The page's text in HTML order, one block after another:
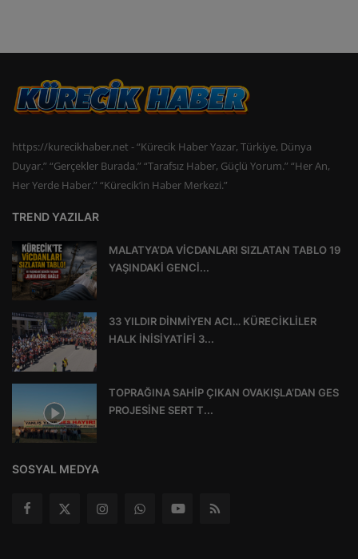
https://kurecikhaber.net - “Kürecik Haber Yazar, Türkiye, Dünya
Duyar.” “Gerçekler Burada.” “Tarafsız Haber, Güçlü Yorum.” “Her An,
Her Yerde Haber.” “Kürecik’in Haber Merkezi.”
TREND YAZILAR
MALATYA’DA VİCDANLARI SIZLATAN TABLO 19
YAŞINDAKİ GENCİ...
33 YILDIR DİNMİYEN ACI… KÜRECİKLİLER
HALK İNİSİYATİFİ 3...
TOPRAĞINA SAHİP ÇIKAN OVAKIŞLA’DAN GES
PROJESİNE SERT T...
SOSYAL MEDYA